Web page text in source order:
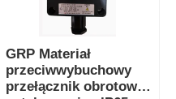
GRP Materiał
przeciwwybuchowy
przełącznik obrotowy